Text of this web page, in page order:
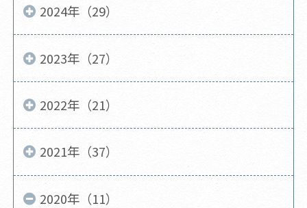
2024年（29）
2023年（27）
2022年（21）
2021年（37）
2020年（11）